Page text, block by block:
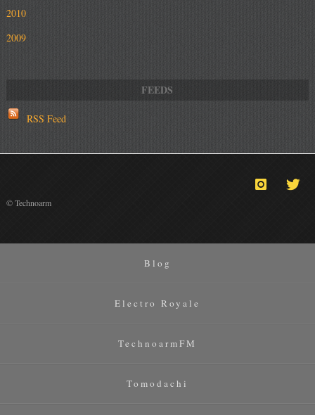
2010
2009
RSS Feed
© Technoarm
Blog
Electro Royale
TechnoarmFM
Tomodachi